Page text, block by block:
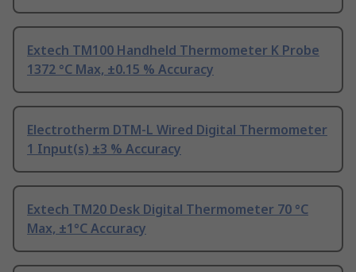
Extech TM100 Handheld Thermometer K Probe
1372 °C Max, ±0.15 % Accuracy
Electrotherm DTM-L Wired Digital Thermometer
1 Input(s) ±3 % Accuracy
Extech TM20 Desk Digital Thermometer 70 °C
Max, ±1°C Accuracy